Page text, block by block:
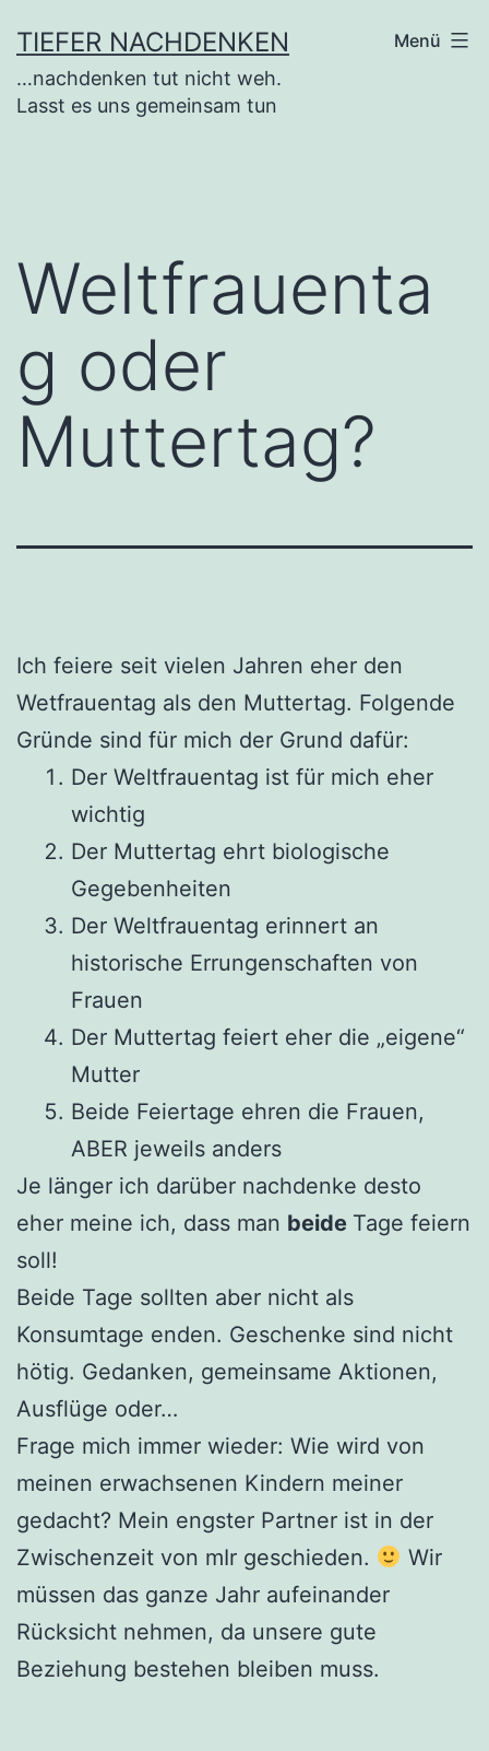
Inhalt
springen
TIEFER NACHDENKEN
…nachdenken tut nicht weh.
Lasst es uns gemeinsam tun
Menü
Weltfrauenta
g oder
Muttertag?
Ich feiere seit vielen Jahren eher den
Wetfrauentag als den Muttertag. Folgende
Gründe sind für mich der Grund dafür:
Der Weltfrauentag ist für mich eher
wichtig
Der Muttertag ehrt biologische
Gegebenheiten
Der Weltfrauentag erinnert an
historische Errungenschaften von
Frauen
Der Muttertag feiert eher die „eigene“
Mutter
Beide Feiertage ehren die Frauen,
ABER jeweils anders
Je länger ich darüber nachdenke desto
eher meine ich, dass man beide Tage feiern
soll!
Beide Tage sollten aber nicht als
Konsumtage enden. Geschenke sind nicht
hötig. Gedanken, gemeinsame Aktionen,
Ausflüge oder…
Frage mich immer wieder: Wie wird von
meinen erwachsenen Kindern meiner
gedacht? Mein engster Partner ist in der
Zwischenzeit von mIr geschieden.
Wir
müssen das ganze Jahr aufeinander
Rücksicht nehmen, da unsere gute
Beziehung bestehen bleiben muss.